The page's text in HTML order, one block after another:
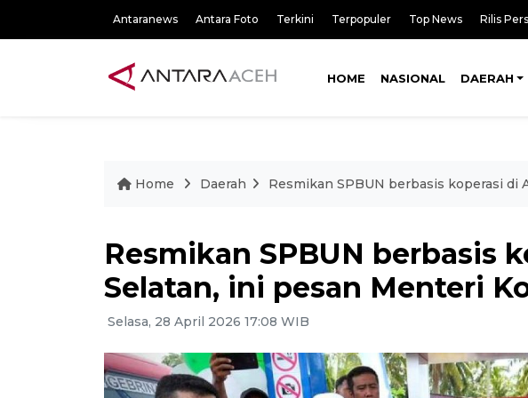
Antaranews Antara Foto Terkini Terpopuler Top News Rilis Pers
HOME NASIONAL DAERAH
Home Daerah Resmikan SPBUN berbasis koperasi di
Resmikan SPBUN berbasis
Selatan, ini pesan Menteri
Selasa, 28 April 2026 17:08 WIB